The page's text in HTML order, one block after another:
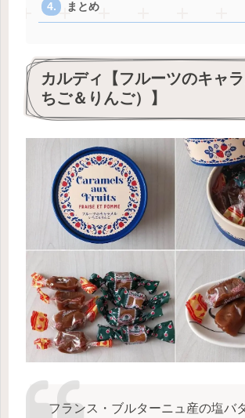
まとめ
カルディ【フルーツのキャ
ちご＆りんご）】
フランス・ブルターニュ産の塩バ